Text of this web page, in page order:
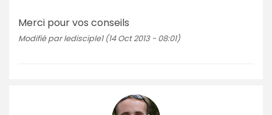
Merci pour vos conseils
Modifié par ledisciple1 (14 Oct 2013 - 08:01)